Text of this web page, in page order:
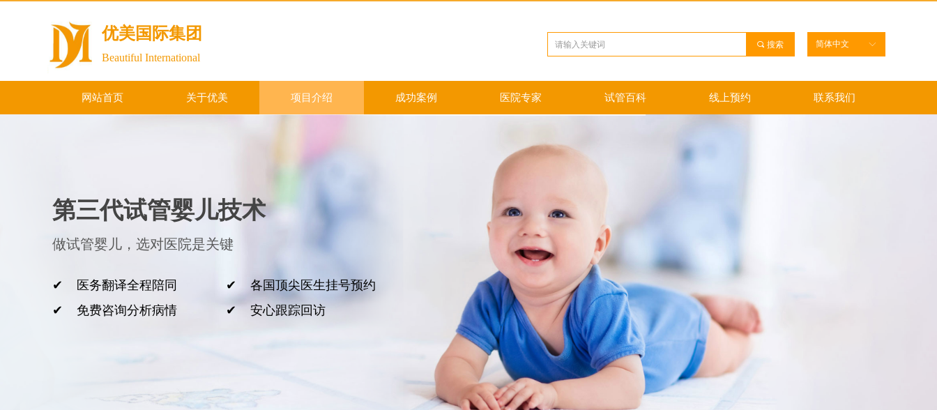
끠 搜索 ꀅ
简体中文
优美国际集团
Beautiful International
网站首页 关于优美 项目介绍 成功案例 医院专家 试管百科 线上预约 联系我们
第三代试管婴儿技术
做试管婴儿，选对医院是关键
✔ 医务翻译全程陪同 ✔ 各国顶尖医生挂号预约
✔ 免费咨询分析病情 ✔ 安心跟踪回访